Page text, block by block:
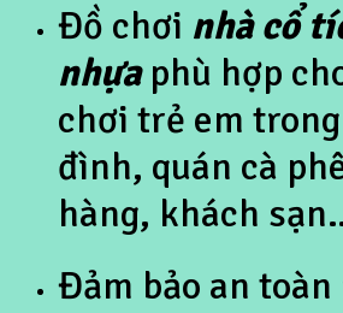
Đồ chơi nhà cổ
nhựa phù hợp
chơi trẻ em
đình, quán cà
hàng, khách
Đảm bảo an